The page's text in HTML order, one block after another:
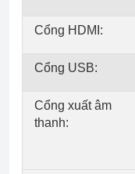
Cổng HDMI:
Cổng USB:
Cổng xuất âm
thanh: